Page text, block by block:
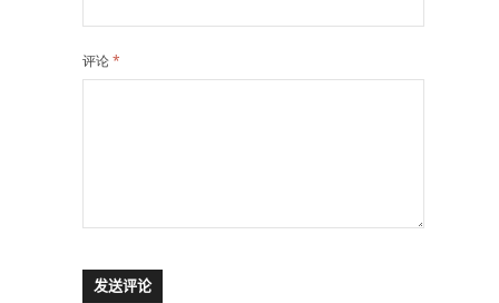
评论*